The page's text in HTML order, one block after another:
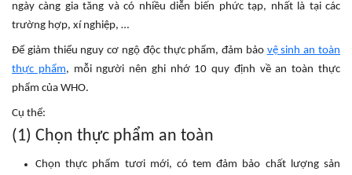
ngày càng gia tăng và có nhiều diễn biến phức tạp, nhất là tại các
trường hợp, xí nghiệp, …
Để giảm thiểu nguy cơ ngộ độc thực phẩm, đảm bảo vệ sinh an toàn
thực phẩm, mỗi người nên ghi nhớ 10 quy định về an toàn thực
phẩm của WHO.
Cụ thể:
(1) Chọn thực phẩm an toàn
Chọn thực phẩm tươi mới, có tem đảm bảo chất lượng sản